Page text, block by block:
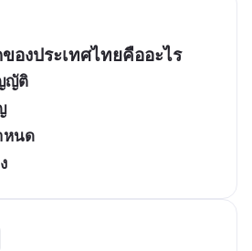
องประเทศไทยคืออะไร
ญัติ
หนด